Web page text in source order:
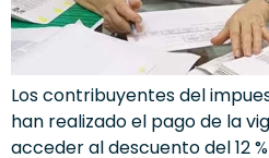
Los contribuyentes del
han realizado el pago de la
acceder al descuento del 12